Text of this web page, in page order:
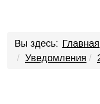
Вы здесь: Главная
Уведомления